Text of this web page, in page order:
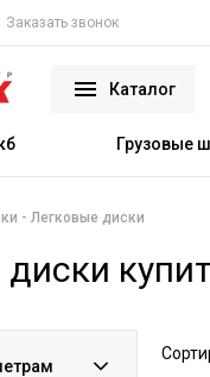
Заказать звонок
Каталог
Грузовые
Легковые диски